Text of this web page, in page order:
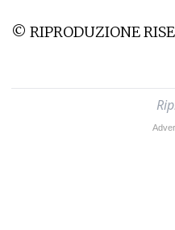
© RIPRODUZIONE